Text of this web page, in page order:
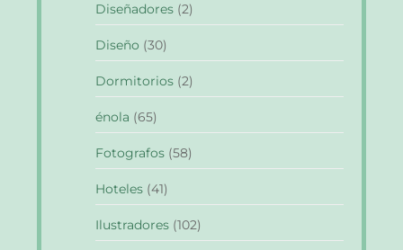
Diseñadores (2)
Diseño (30)
Dormitorios (2)
énola (65)
Fotografos (58)
Hoteles (41)
Ilustradores (102)